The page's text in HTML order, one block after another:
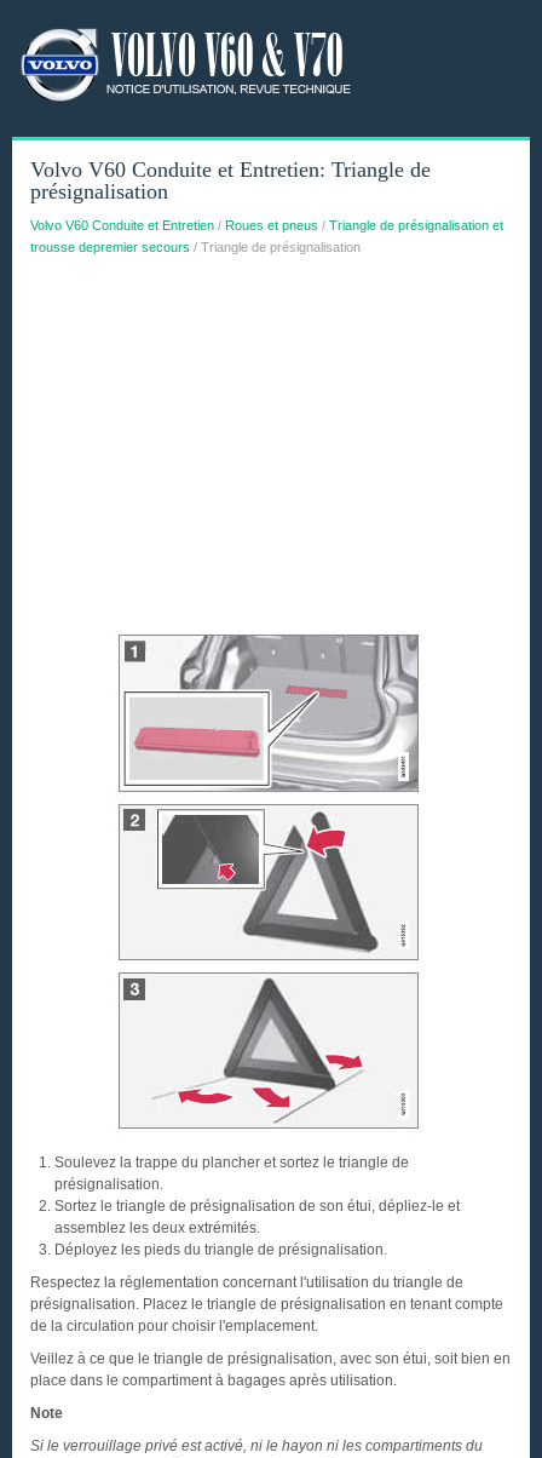
Volvo V60 Conduite et Entretien: Triangle de
présignalisation
Volvo V60 Conduite et Entretien / Roues et pneus / Triangle de présignalisation et
trousse depremier secours / Triangle de présignalisation
Soulevez la trappe du plancher et sortez le triangle de
présignalisation.
Sortez le triangle de présignalisation de son étui, dépliez-le et
assemblez les deux extrémités.
Déployez les pieds du triangle de présignalisation.
Respectez la réglementation concernant l'utilisation du triangle de
présignalisation. Placez le triangle de présignalisation en tenant compte
de la circulation pour choisir l'emplacement.
Veillez à ce que le triangle de présignalisation, avec son étui, soit bien en
place dans le compartiment à bagages après utilisation.
Note
Si le verrouillage privé est activé, ni le hayon ni les compartiments du